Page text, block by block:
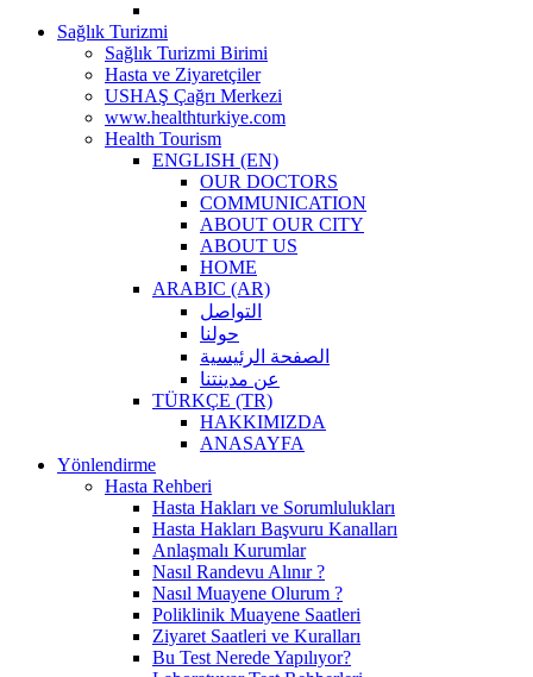
Sağlık Turizmi
Sağlık Turizmi Birimi
Hasta ve Ziyaretçiler
USHAŞ Çağrı Merkezi
www.healthturkiye.com
Health Tourism
ENGLISH (EN)
OUR DOCTORS
COMMUNICATION
ABOUT OUR CITY
ABOUT US
HOME
ARABIC (AR)
التواصل
حولنا
الصفحة الرئيسية
عن مدينتنا
TÜRKÇE (TR)
HAKKIMIZDA
ANASAYFA
Yönlendirme
Hasta Rehberi
Hasta Hakları ve Sorumlulukları
Hasta Hakları Başvuru Kanalları
Anlaşmalı Kurumlar
Nasıl Randevu Alınır ?
Nasıl Muayene Olurum ?
Poliklinik Muayene Saatleri
Ziyaret Saatleri ve Kuralları
Bu Test Nerede Yapılıyor?